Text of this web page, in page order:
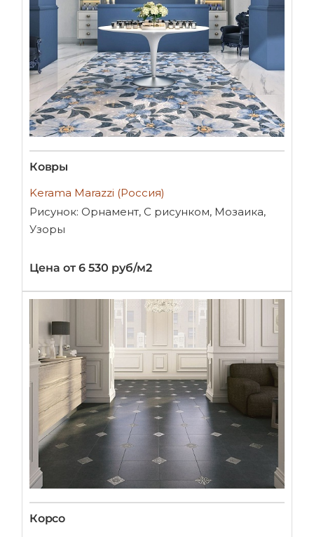
Ковры
Kerama Marazzi (Россия)
Рисунок: Орнамент, С рисунком, Мозаика,
Узоры
Цена от 6 530 руб/м2
Корсо